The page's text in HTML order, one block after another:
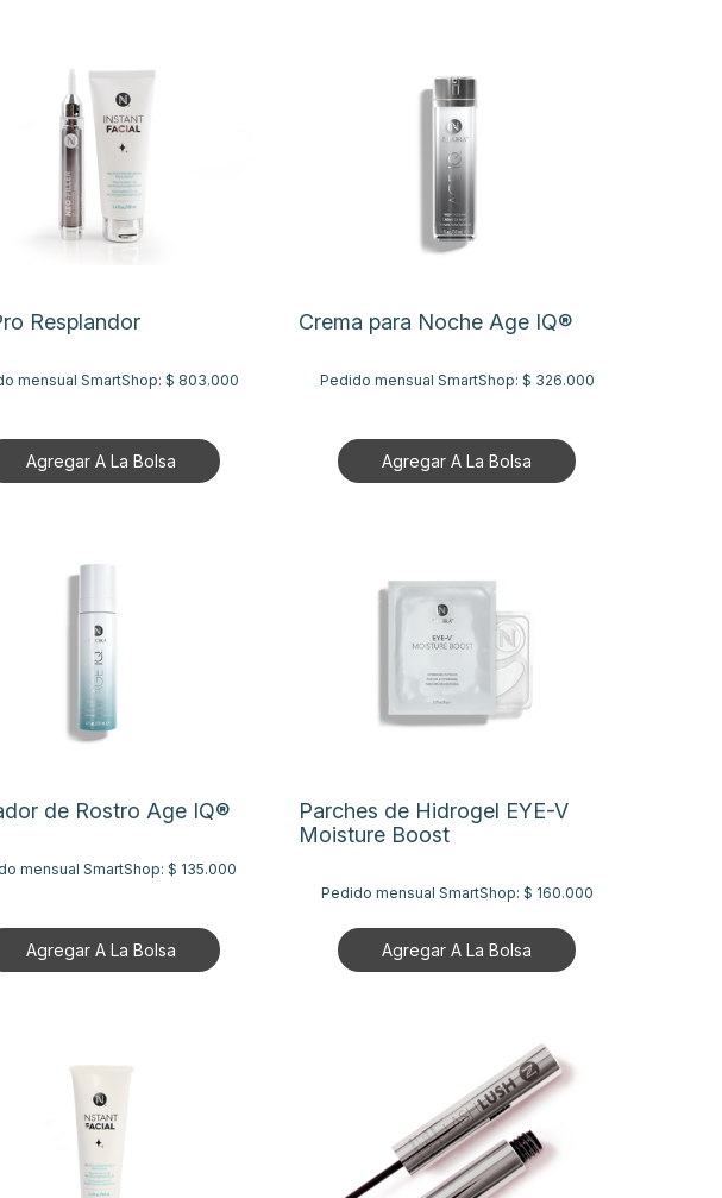
Resplandor
mensual SmartShop: $ 803.000
Agregar A La Bolsa
Crema para Noche Age IQ®
Pedido mensual SmartShop: $ 326.000
Agregar A La Bolsa
de Rostro Age IQ®
mensual SmartShop: $ 135.000
Agregar A La Bolsa
Parches de Hidrogel EYE-V
Moisture Boost
Pedido mensual SmartShop: $ 160.000
Agregar A La Bolsa